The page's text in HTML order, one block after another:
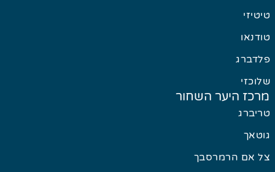
טיטיזי
טודנאו
פלדברג
שלוכזי
מרכז היער השחור
טריברג
גוטאך
צל אם הרמרסבך